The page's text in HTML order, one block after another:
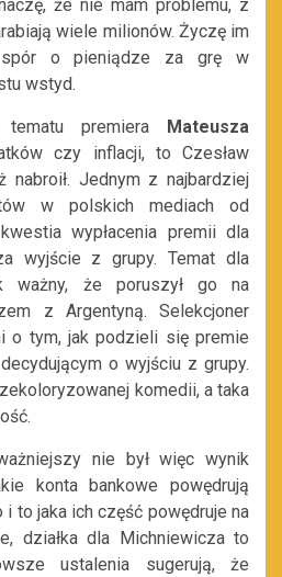
że nie mam problemu, z
wiele milionów. Życzę im
o pieniądze za grę w
wstyd.
premiera
Mateusza
czy inflacji, to Czesław
nabroił. Jednym z najbardziej
w polskich mediach od
wypłacenia premii dla
wyjście z grupy. Temat dla
ważny, że poruszył go na
z Argentyną. Selekcjoner
o tym, jak podzieli się premie
o wyjściu z grupy.
komedii, a taka
nie był więc wynik
konta bankowe powędrują
to jaka ich część powędruje na
działka dla Michniewicza to
ustalenia sugerują, że